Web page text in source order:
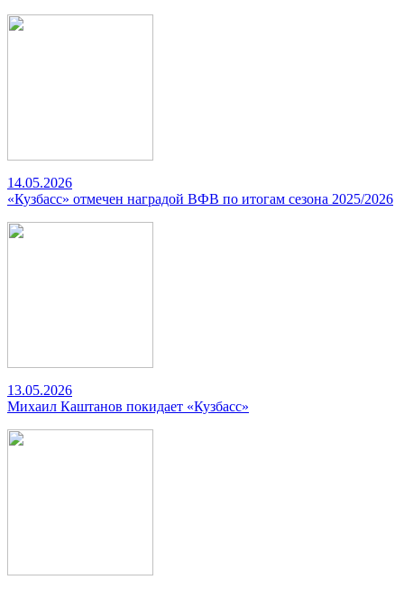
14.05.2026
«Кузбасс» отмечен наградой ВФВ по итогам сезона 2025/2026
13.05.2026
Михаил Каштанов покидает «Кузбасс»